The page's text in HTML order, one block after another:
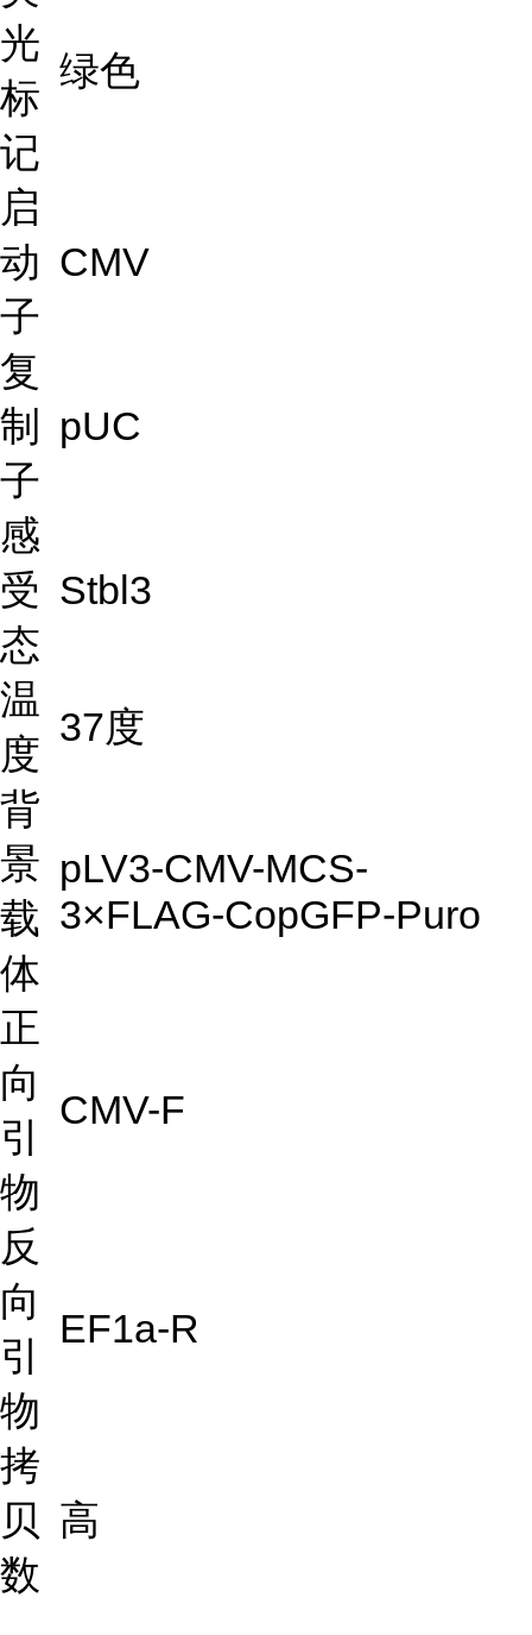
光
标
记
绿色
启
动
子
CMV
复
制
子
pUC
感
受
态
Stbl3
温
度
37度
背
景
载
体
pLV3-CMV-MCS-
3×FLAG-CopGFP-Puro
正
向
引
物
CMV-F
反
向
引
物
EF1a-R
拷
贝
数
高